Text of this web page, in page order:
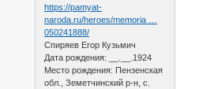
https://pamyat-
naroda.ru/heroes/memoria …
050241888/
Спиряев Егор Кузьмич
Дата рождения: __.__.1924
Место рождения: Пензенская
обл., Земетчинский р-н, с.